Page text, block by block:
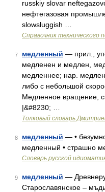
russkiy slovar
нефтегазовая
slowsluggish …
Справочник технического
7 медленный — прил.,
медленен и медлен,
медленнее; нар.
либо с небольшой
Медленное вращение,
|&#8230; …
Толковый словарь
8 медленный — •
медленный • страшно
Словарь русской
9 медленный —
Старославянское –